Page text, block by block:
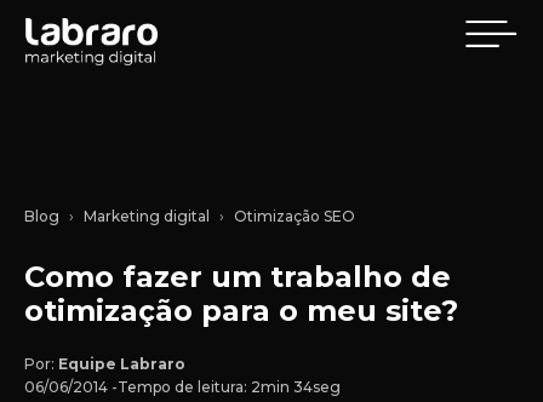
Blog Marketing digital Otimização SEO
Como fazer um trabalho de
otimização para o meu site?
Por: Equipe Labraro
06/06/2014 -Tempo de leitura: 2min 34seg